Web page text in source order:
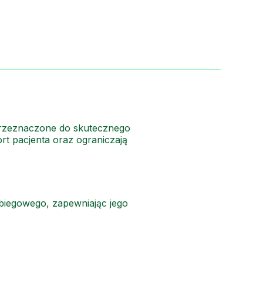
do skutecznego
pacjenta oraz ograniczają
zapewniając jego